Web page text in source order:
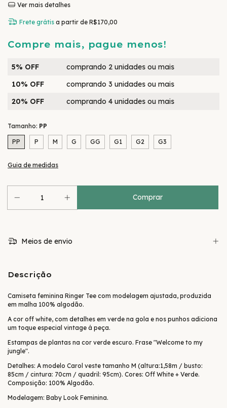
Ver mais detalhes
Frete grátis a partir de R$170,00
Compre mais, pague menos!
5% OFF
comprando 2 unidades ou mais
10% OFF
comprando 3 unidades ou mais
20% OFF
comprando 4 unidades ou mais
Tamanho: PP
PP P M G GG G1 G2 G3
Guia de medidas
Meios de envio
Descrição
Camiseta feminina Ringer Tee com modelagem ajustada, produzida
em malha 100% algodão.
A cor off white, com detalhes em verde na gola e nos punhos adiciona
um toque especial vintage á peça.
Estampas de plantas na cor verde escuro. Frase "Welcome to my
jungle".
Detalhes: A modelo Carol veste tamanho M (altura:1,58m / busto:
85cm / cintura: 70cm / quadril: 95cm). Cores: Off White + Verde.
Composição: 100% Algodão.
Modelagem: Baby Look Feminina.